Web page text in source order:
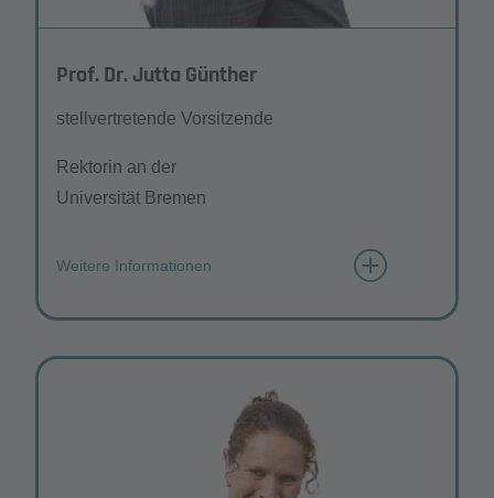
Prof. Dr. Jutta Günther
stellvertretende Vorsitzende
Rektorin an der
Universität Bremen
Weitere Informationen
Wie würden Sie sich mit 3 Wörtern
Was ist Ihre Motivation für den Posten?